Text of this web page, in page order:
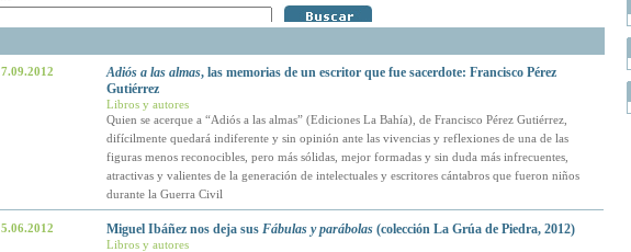
Adiós a las almas, las memorias de un escritor que fue sacerdote: Francisco Pérez
Gutiérrez
Libros y autores
Quien se acerque a “Adiós a las almas” (Ediciones La Bahía), de Francisco Pérez Gutiérrez,
difícilmente quedará indiferente y sin opinión ante las vivencias y reflexiones de una de las
figuras menos reconocibles, pero más sólidas, mejor formadas y sin duda más infrecuentes,
atractivas y valientes de la generación de intelectuales y escritores cántabros que fueron niños
durante la Guerra Civil
Miguel Ibáñez nos deja sus Fábulas y parábolas(colección La Grúa de Piedra, 2012)
Libros y autores